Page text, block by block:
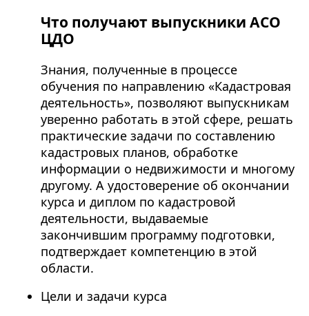
Что получают выпускники АСО
ЦДО
Знания, полученные в процессе
обучения по направлению «Кадастровая
деятельность», позволяют выпускникам
уверенно работать в этой сфере, решать
практические задачи по составлению
кадастровых планов, обработке
информации о недвижимости и многому
другому. А удостоверение об окончании
курса и диплом по кадастровой
деятельности, выдаваемые
закончившим программу подготовки,
подтверждает компетенцию в этой
области.
Цели и задачи курса